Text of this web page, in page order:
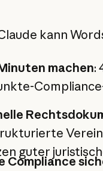
kann
machen:
guter
Compliance